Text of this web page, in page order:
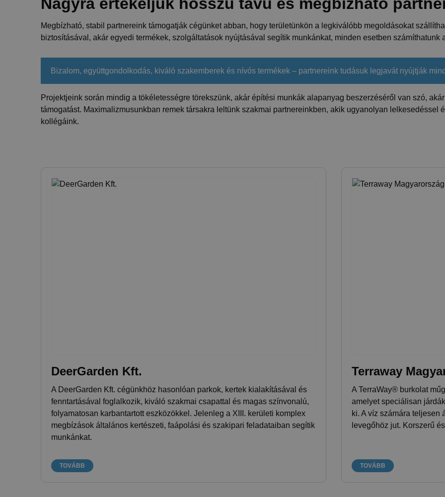
Megbízható, stabil partnereink támogatják cégünket abban, hogy területünkön a legkiválóbb megoldásokat
biztosításával, akár egyedi termékek, szolgáltatások nyújtásával segítik munkánkat, minden esetben
Bizalom, együttgondolkodás, kiváló szakemberek és nívós termékek – partnereink tudásuk legjavát nyújtják
Projektjeink során mindig a tökéletességre törekszünk, akár építési munkák alapanyag beszerzéséről van szó,
támogatást. Maximalizmusunkban remek társakra leltünk szakmai partnereinkben, akik ugyanolyan lelkesedéssel
kollégáink.
DeerGarden Kft.
A DeerGarden Kft. cégünkhöz hasonlóan parkok, kertek kialakításával és
fenntartásával foglalkozik, kiváló szakmai csapattal és magas színvonalú,
folyamatosan karbantartott eszközökkel. Jelenleg a XIII. kerületi komplex
megbízások általános kertészeti, faápolási és szakipari feladataiban segítik
munkánkat.
TOVÁBB
Terraway
A TerraWay® burkolat
amelyet speciálisan
ki. A víz számára teljesen
levegőhöz jut. Korszerű
TOVÁBB